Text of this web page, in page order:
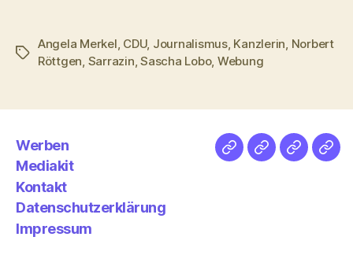
Schlagwörter
Angela Merkel, CDU, Journalismus, Kanzlerin, Norbert
Röttgen, Sarrazin,Sascha Lobo, Webung
Werben
Mediakit
Kontakt
Datenschutzerklärung
Impressum
NetzMedien